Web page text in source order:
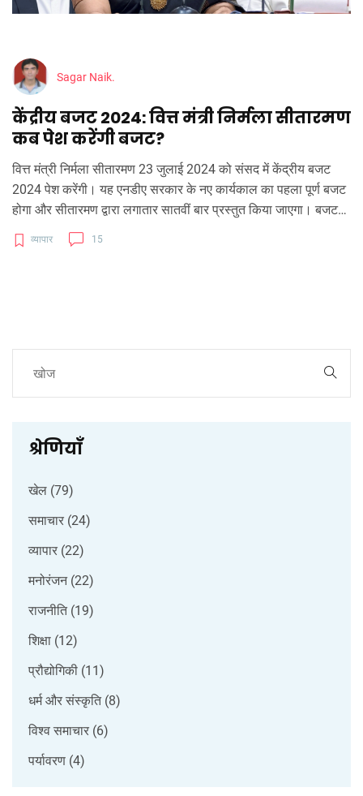
Sagar Naik.
केंद्रीय बजट 2024: वित्त मंत्री निर्मला सीतारमण
कब पेश करेंगी बजट?
वित्त मंत्री निर्मला सीतारमण 23 जुलाई 2024 को संसद में केंद्रीय बजट
2024 पेश करेंगी। यह एनडीए सरकार के नए कार्यकाल का पहला पूर्ण बजट
होगा और सीतारमण द्वारा लगातार सातवीं बार प्रस्तुत किया जाएगा। बजट
का मुख्य ध्यान आयकर संरचना में बदलाव और कारोबार में सुगमता पर होगा।
व्यापार 15
श्रेणियाँ
खेल (79)
समाचार (24)
व्यापार (22)
मनोरंजन (22)
राजनीति (19)
शिक्षा (12)
प्रौद्योगिकी (11)
धर्म और संस्कृति (8)
विश्व समाचार (6)
पर्यावरण (4)